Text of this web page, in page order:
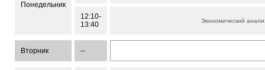
Понедельник
12:10-
13:40
Экономический
Вторник --